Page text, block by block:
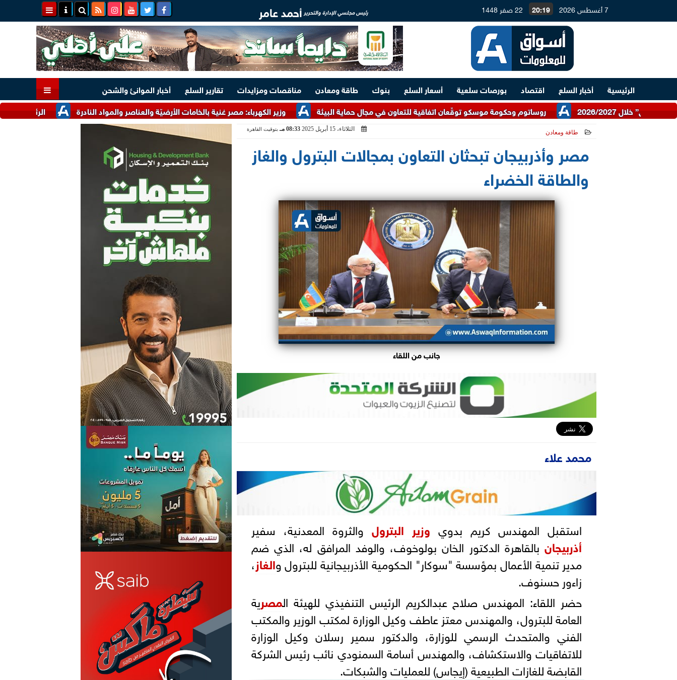
7 أغسطس 2026 20:19 22 صفر 1448 رئيس مجلسي الإدارة والتحرير أحمد عامر
الرئيسية أخبار السلع اقتصاد بورصات سلعية أسعار السلع بنوك طاقة ومعادن مناقصات ومزايدات تقارير السلع
أخبار الموانئ والشحن
الرئيس السيسي وملك البحرين
وزير الكهرباء: مصر غنية بالخامات الأرضيّة والعناصر والمواد النادرة روساتوم وحكومة موسكو توقّعان اتفاقية للتعاون في مجال حماية البيئة
طاقة ومعادن الثلاثاء، 15 أبريل 2025 08:33 مـ بتوقيت القاهرة
مصر وأذربيجان تبحثان التعاون بمجالات البترول والغاز
والطاقة الخضراء
جانب من اللقاء
محمد علاء
استقبل المهندس كريم بدوي وزير البترول والثروة المعدنية، سفير
أذربيجانبالقاهرة الدكتور الخان بولوخوف، والوفد المرافق له، الذي ضم
مدير تنمية الأعمال بمؤسسة "سوكار" الحكومية الأذربيجانية للبترول والغاز،
زاءور حسنوف.
حضر اللقاء: المهندس صلاح عبدالكريم الرئيس التنفيذي للهيئة المصرية
العامة للبترول، والمهندس معتز عاطف وكيل الوزارة لمكتب الوزير والمكتب
الفني والمتحدث الرسمي للوزارة، والدكتور سمير رسلان وكيل الوزارة
للاتفاقيات والاستكشاف، والمهندس أسامة السمنودي نائب رئيس الشركة
القابضة للغازات الطبيعية (إيجاس) للعمليات والشبكات.